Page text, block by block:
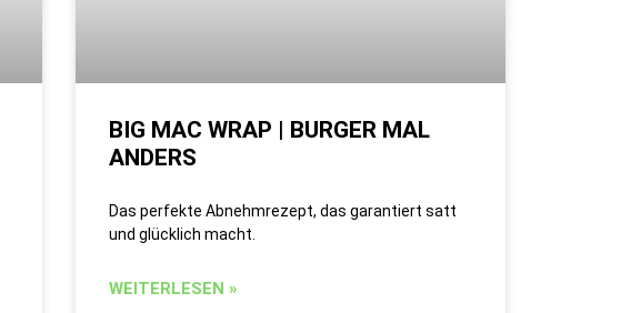
BIG MAC WRAP | BURGER MAL
ANDERS
Das perfekte Abnehmrezept, das garantiert satt
und glücklich macht.
WEITERLESEN »